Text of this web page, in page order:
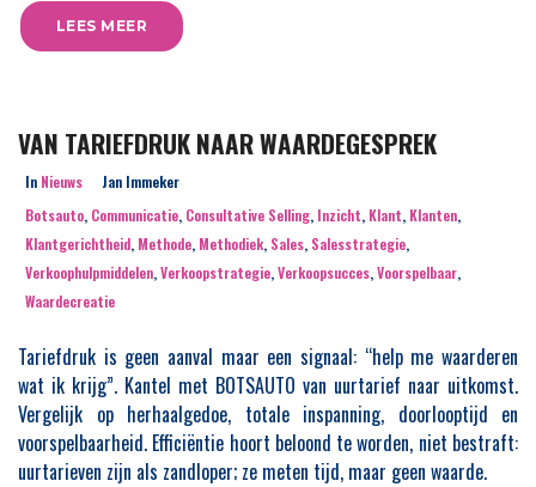
LEES MEER
VAN TARIEFDRUK NAAR WAARDEGESPREK
In Nieuws
Jan Immeker
Botsauto, Communicatie, Consultative Selling, Inzicht, Klant, Klanten,
Klantgerichtheid, Methode, Methodiek, Sales, Salesstrategie,
Verkoophulpmiddelen,Verkoopstrategie,Verkoopsucces,Voorspelbaar,
Waardecreatie
Tariefdruk is geen aanval maar een signaal: “help me waarderen
wat ik krijg”. Kantel met BOTSAUTO van uurtarief naar uitkomst.
Vergelijk op herhaalgedoe, totale inspanning, doorlooptijd en
voorspelbaarheid. Efficiëntie hoort beloond te worden, niet bestraft:
uurtarieven zijn als zandloper; ze meten tijd, maar geen waarde.